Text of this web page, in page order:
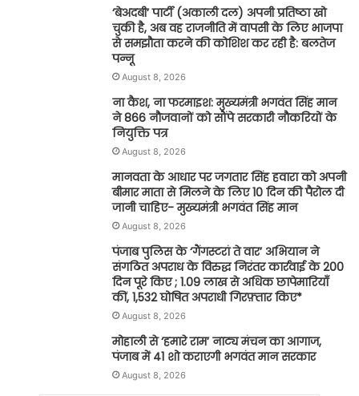
‘बेअदबी’ पार्टी (अकाली दल) अपनी प्रतिष्ठा खो
चुकी है, अब वह राजनीति में वापसी के लिए भाजपा
से समझौता करने की कोशिश कर रही है: बलतेज
पन्नू
August 8, 2026
ना कैश, ना फरमाइश: मुख्यमंत्री भगवंत सिंह मान
ने 866 नौजवानों को सौंपे सरकारी नौकरियों के
नियुक्ति पत्र
August 8, 2026
मानवता के आधार पर जगतार सिंह हवारा को अपनी
बीमार माता से मिलने के लिए 10 दिन की पैरोल दी
जानी चाहिए- मुख्यमंत्री भगवंत सिंह मान
August 8, 2026
पंजाब पुलिस के ‘गैंगस्टरां ते वार’ अभियान ने
संगठित अपराध के विरुद्ध निरंतर कार्रवाई के 200
दिन पूरे किए ; 1.09 लाख से अधिक छापेमारियाँ
कीं, 1,532 घोषित अपराधी गिरफ़्तार किए*
August 8, 2026
मोहाली से ‘हमारे राम’ नाट्य मंचन का आगाज,
पंजाब में 41 शो कराएगी भगवंत मान सरकार
August 8, 2026